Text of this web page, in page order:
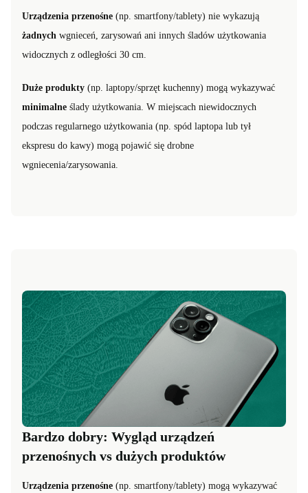
Urządzenia przenośne (np. smartfony/tablety) nie wykazują
żadnych wgnieceń, zarysowań ani innych śladów użytkowania
widocznych z odległości 30 cm.
Duże produkty (np. laptopy/sprzęt kuchenny) mogą wykazywać
minimalne ślady użytkowania. W miejscach niewidocznych
podczas regularnego użytkowania (np. spód laptopa lub tył
ekspresu do kawy) mogą pojawić się drobne
wgniecenia/zarysowania.
Bardzo dobry: Wygląd urządzeń
przenośnych vs dużych produktów
Urządzenia przenośne (np. smartfony/tablety) mogą wykazywać